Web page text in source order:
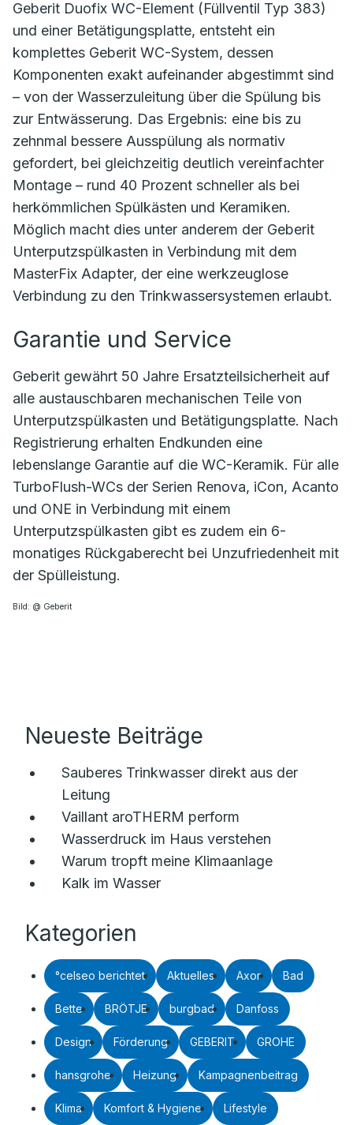
Geberit Duofix WC-Element (Füllventil Typ 383)
und einer Betätigungsplatte, entsteht ein
komplettes Geberit WC-System, dessen
Komponenten exakt aufeinander abgestimmt sind
– von der Wasserzuleitung über die Spülung bis
zur Entwässerung. Das Ergebnis: eine bis zu
zehnmal bessere Ausspülung als normativ
gefordert, bei gleichzeitig deutlich vereinfachter
Montage – rund 40 Prozent schneller als bei
herkömmlichen Spülkästen und Keramiken.
Möglich macht dies unter anderem der Geberit
Unterputzspülkasten in Verbindung mit dem
MasterFix Adapter, der eine werkzeuglose
Verbindung zu den Trinkwassersystemen erlaubt.
Garantie und Service
Geberit gewährt 50 Jahre Ersatzteilsicherheit auf
alle austauschbaren mechanischen Teile von
Unterputzspülkasten und Betätigungsplatte. Nach
Registrierung erhalten Endkunden eine
lebenslange Garantie auf die WC-Keramik. Für alle
TurboFlush-WCs der Serien Renova, iCon, Acanto
und ONE in Verbindung mit einem
Unterputzspülkasten gibt es zudem ein 6-
monatiges Rückgaberecht bei Unzufriedenheit mit
der Spülleistung.
Bild: @ Geberit
Neueste Beiträge
Sauberes Trinkwasser direkt aus der
Leitung
Vaillant aroTHERM perform
Wasserdruck im Haus verstehen
Warum tropft meine Klimaanlage
Kalk im Wasser
Kategorien
°celseo berichtet Aktuelles Axor Bad
Bette BRÖTJE burgbad Danfoss
Design Förderung GEBERIT GROHE
hansgrohe Heizung Kampagnenbeitrag
Klima Komfort & Hygiene Lifestyle